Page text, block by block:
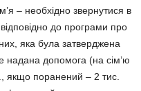
– необхідно звернутися в
до програми про
яка була затверджена
надана допомога (на сім’ю
якщо поранений – 2 тис.